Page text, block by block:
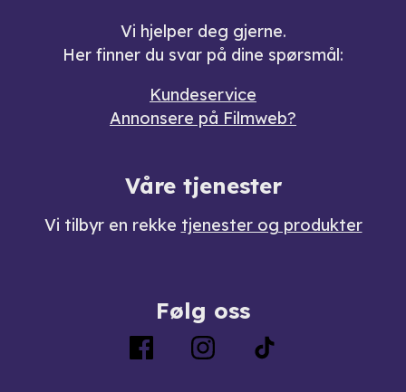
Vi hjelper deg gjerne.
Her finner du svar på dine spørsmål:
Kundeservice
Annonsere på Filmweb?
Våre tjenester
Vi tilbyr en rekke tjenester og produkter
Følg oss